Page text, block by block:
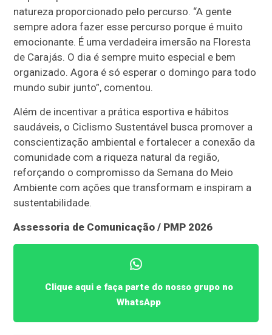
natureza proporcionado pelo percurso. “A gente
sempre adora fazer esse percurso porque é muito
emocionante. É uma verdadeira imersão na Floresta
de Carajás. O dia é sempre muito especial e bem
organizado. Agora é só esperar o domingo para todo
mundo subir junto”, comentou.
Além de incentivar a prática esportiva e hábitos
saudáveis, o Ciclismo Sustentável busca promover a
conscientização ambiental e fortalecer a conexão da
comunidade com a riqueza natural da região,
reforçando o compromisso da Semana do Meio
Ambiente com ações que transformam e inspiram a
sustentabilidade.
Assessoria de Comunicação / PMP 2026
Clique aqui e faça parte do nosso grupo no
WhatsApp